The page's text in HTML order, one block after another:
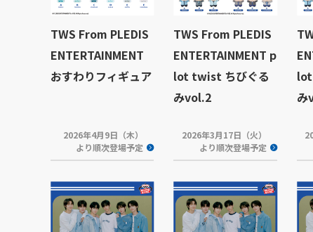
TWS From PLEDIS
ENTERTAINMENT
おすわりフィギュア
2026年4月9日（木）
より順次登場予定
TWS From PLEDIS
ENTERTAINMENT p
lot twist ちびぐる
みvol.2
2026年3月17日（火）
より順次登場予定
み